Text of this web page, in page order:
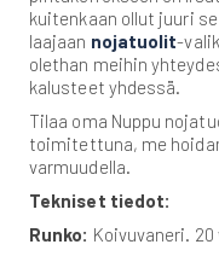
kuitenkaan ollut juuri
laajaan nojatuolit-
olethan meihin
kalusteet yhdessä.
Tilaa oma Nuppu
toimitettuna, me
varmuudella.
Tekniset tiedot:
Runko: Koivuvaneri.